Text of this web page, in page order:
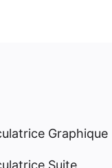
Graphique
Suite